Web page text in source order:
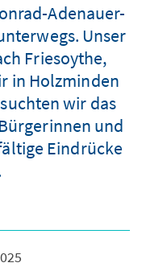
Adenauer-
Unser
Friesoythe,
in Holzminden
wir das
und
Eindrücke